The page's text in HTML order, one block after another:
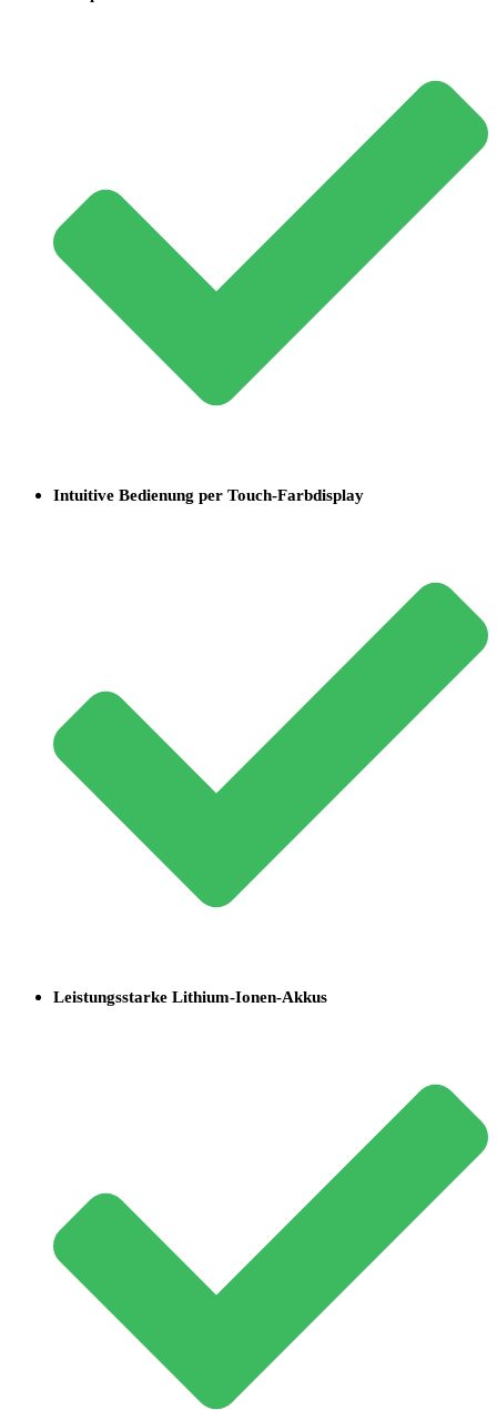
Intuitive Bedienung per Touch-Farbdisplay
Leistungsstarke Lithium-Ionen-Akkus